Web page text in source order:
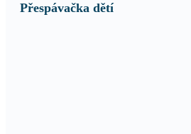
Přespávačka dětí